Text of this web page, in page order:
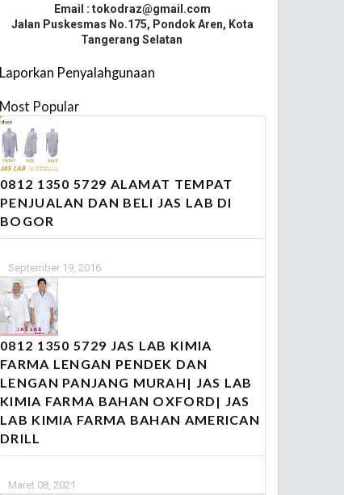
Email : tokodraz@gmail.com
Jalan Puskesmas No.175, Pondok Aren, Kota
Tangerang Selatan
Laporkan Penyalahgunaan
Most Popular
0812 1350 5729 ALAMAT TEMPAT
PENJUALAN DAN BELI JAS LAB DI
BOGOR
September 19, 2016
0812 1350 5729 JAS LAB KIMIA
FARMA LENGAN PENDEK DAN
LENGAN PANJANG MURAH| JAS LAB
KIMIA FARMA BAHAN OXFORD| JAS
LAB KIMIA FARMA BAHAN AMERICAN
DRILL
Maret 08, 2021